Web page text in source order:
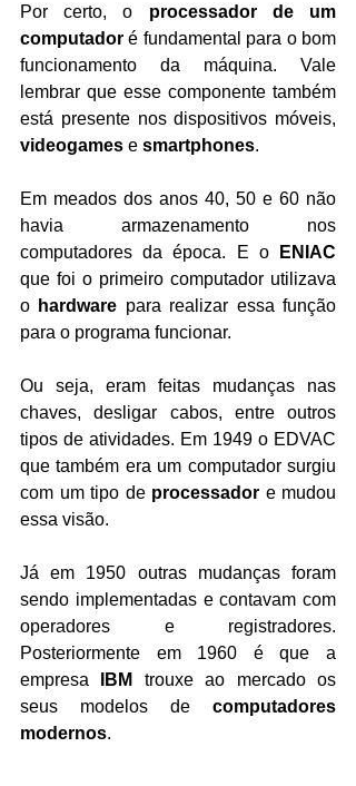
Por certo, o processador de um
computador é fundamental para o bom
funcionamento da máquina. Vale
lembrar que esse componente também
videogames e smartphones.
Em meados dos anos 40, 50 e 60 não
havia armazenamento nos
computadores da época. E o
ENIAC
que foi o primeiro computador utilizava
o hardware para realizar essa função
para o programa funcionar.
Ou seja, eram feitas mudanças nas
chaves, desligar cabos, entre outros
tipos de atividades. Em 1949 o EDVAC
que também era um computador surgiu
com um tipo de processador e mudou
essa visão.
Já em 1950 outras mudanças foram
sendo implementadas e contavam com
operadores e registradores.
Posteriormente em 1960 é que a
empresa
IBM
trouxe ao mercado os
seus modelos de computadores
modernos.